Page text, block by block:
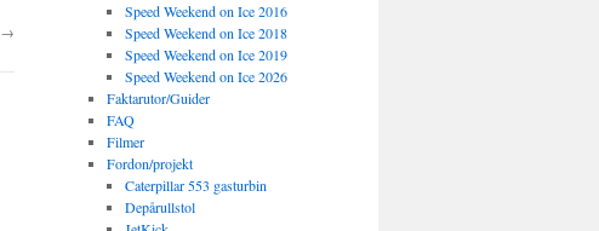
→
Speed Weekend on Ice 2016
Speed Weekend on Ice 2018
Speed Weekend on Ice 2019
Speed Weekend on Ice 2026
Faktarutor/Guider
FAQ
Filmer
Fordon/projekt
Caterpillar 553 gasturbin
Depårullstol